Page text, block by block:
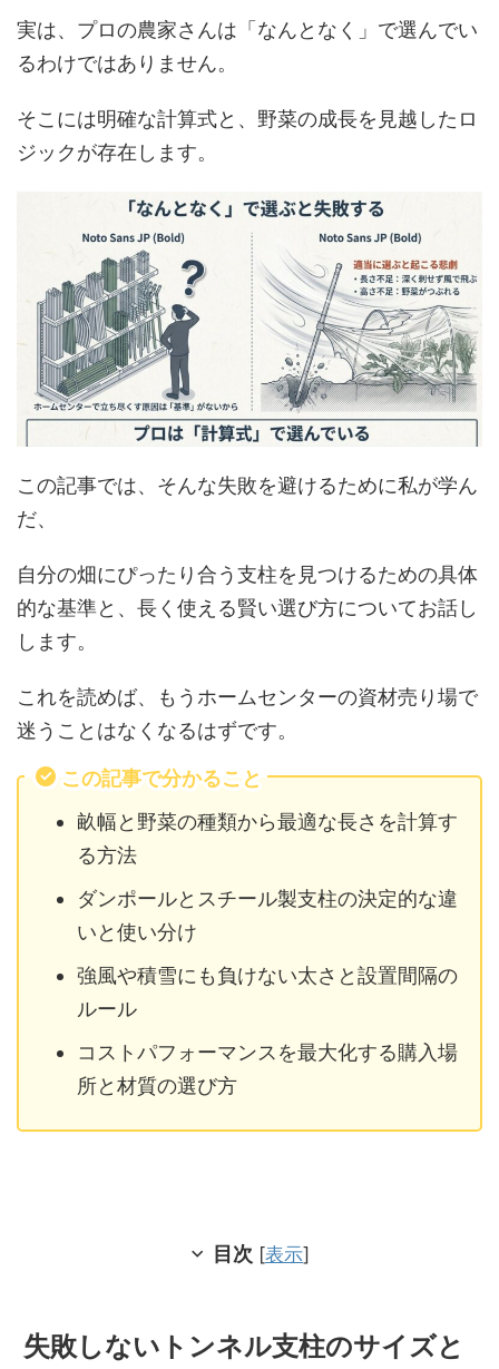
実は、プロの農家さんは「なんとなく」で選んでい
るわけではありません。
そこには明確な計算式と、野菜の成長を見越したロ
ジックが存在します。
この記事では、そんな失敗を避けるために私が学ん
だ、
自分の畑にぴったり合う支柱を見つけるための具体
的な基準と、長く使える賢い選び方についてお話し
します。
これを読めば、もうホームセンターの資材売り場で
迷うことはなくなるはずです。
この記事で分かること
畝幅と野菜の種類から最適な長さを計算す
る方法
ダンポールとスチール製支柱の決定的な違
いと使い分け
強風や積雪にも負けない太さと設置間隔の
ルール
コストパフォーマンスを最大化する購入場
所と材質の選び方
目次 [表示]
失敗しないトンネル支柱のサイズと